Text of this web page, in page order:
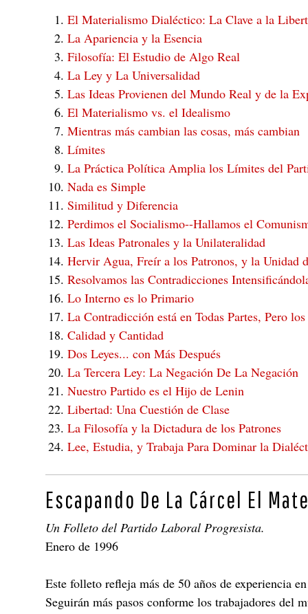
El Materialismo Dialéctico: La Clave a la
La Apariencia y la Esencia
Filosofía: El Estudio de Algo Real
La Ley y La Universalidad
Las Ideas Provienen del Mundo Real y de la
El Materialismo vs. el Idealismo
Mientras más cambian las cosas, más cambian
Límites
La Práctica Política Amplia los Límites del
Nada es Simple
Similitud y Diferencia
Perdimos el Socialismo--Hallamos el
Las Ideas Patronales y la Unilateralidad
Hervir Agua, Freír a los Patronos, y la Unidad
Resolvamos las Contradicciones
Lo Interno es lo Primario
La Contradicción está en Todas Partes, Pero
Calidad y Cantidad
Dos Leyes... con Más Después
La Tercera Ley: La Negación De La Negación
Nuestro Partido es el Hijo de Lenin
Libertad: Una Cuestión de Clase
La Filosofía y la Dictadura de los Patrones
Lee, Estudia, y Trabaja Para Dominar la
Escapando De La Cárcel El
Un Folleto del Partido Laboral Progresista.
Enero de 1996
Este folleto refleja más de 50 años de experiencia
Seguirán más pasos conforme los trabajadores del